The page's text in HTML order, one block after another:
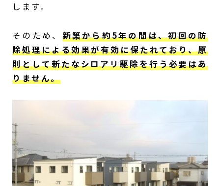
します。
そのため、 新築から約5年の間は、初回の防
除処理による効果が有効に保たれており、原
則として新たなシロアリ駆除を行う必要はあ
りません。